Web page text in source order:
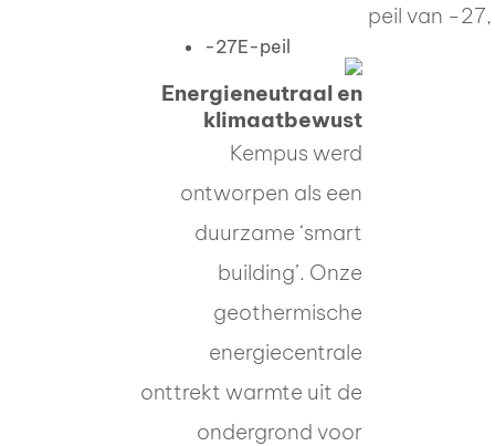
peil van -27,
-27E-peil
Energieneutraal en
klimaatbewust
Kempus werd
ontworpen als een
duurzame ‘smart
building’. Onze
geothermische
energiecentrale
onttrekt warmte uit de
ondergrond voor